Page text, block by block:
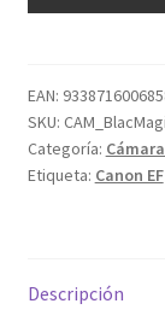
6K
PRO
cantidad
EAN:
SKU:
Categoría:
Etiqueta: Canon EF
Descripción